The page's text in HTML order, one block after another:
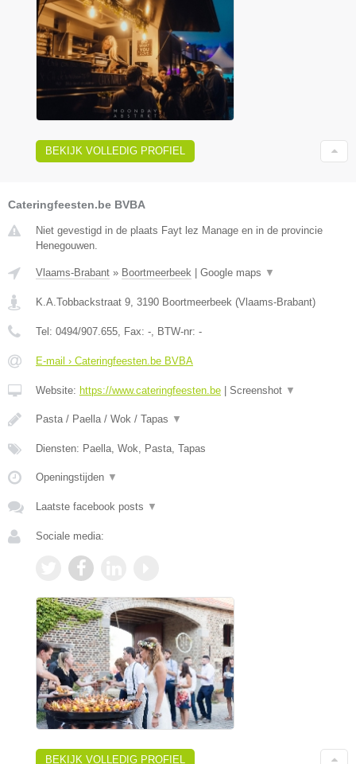
BEKIJK VOLLEDIG PROFIEL
Cateringfeesten.be BVBA
Niet gevestigd in de plaats Fayt lez Manage en in de provincie
Henegouwen.
Vlaams-Brabant » Boortmeerbeek Google maps ▼
K.A.Tobbackstraat 9, 3190 Boortmeerbeek (Vlaams-Brabant)
Tel: 0494/907.655, Fax: -, BTW-nr: -
E-mail › Cateringfeesten.be BVBA
Website: https://www.cateringfeesten.be Screenshot ▼
Pasta / Paella / Wok / Tapas ▼
Diensten: Paella, Wok, Pasta, Tapas
Openingstijden ▼
Laatste facebook posts ▼
Sociale media:
BEKIJK VOLLEDIG PROFIEL